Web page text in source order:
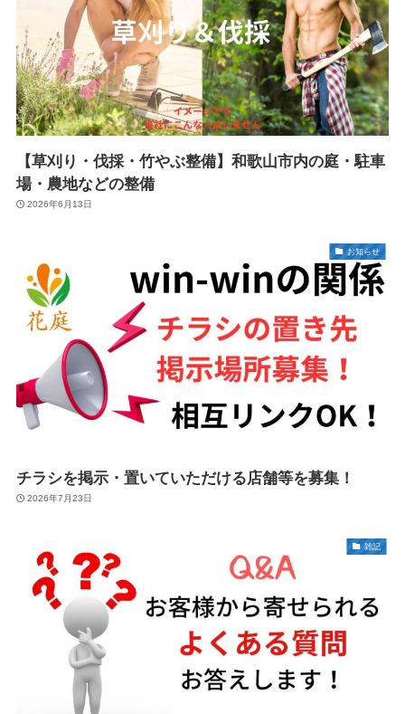
【草刈り・伐採・竹やぶ整備】和歌山市内の庭・駐車
場・農地などの整備
2026年6月13日
お知らせ
チラシを掲示・置いていただける店舗等を募集！
2026年7月23日
雑記